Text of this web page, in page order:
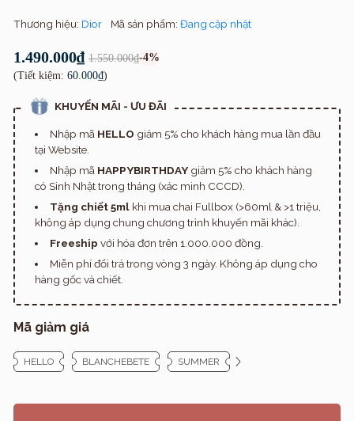
Thương hiệu: Dior Mã sản phẩm: Đang cập nhật
1.490.000₫ 1.550.000₫-4%
(Tiết kiệm: 60.000₫)
KHUYẾN MÃI - ƯU ĐÃI
Nhập mã HELLO giảm 5% cho khách hàng mua lần đầu
tại Website.
Nhập mã HAPPYBIRTHDAYgiảm 5% cho khách hàng
có Sinh Nhật trong tháng (xác minh CCCD).
Tặng chiết 5mlkhi mua chai Fullbox (>60ml & >1 triệu,
không áp dụng chung chương trình khuyến mãi khác).
Freeship với hóa đơn trên 1.000.000 đồng.
Miễn phí đổi trả trong vòng 3 ngày. Không áp dụng cho
hàng gốc và chiết.
Mã giảm giá
HELLO BLANCHEBETE SUMMER